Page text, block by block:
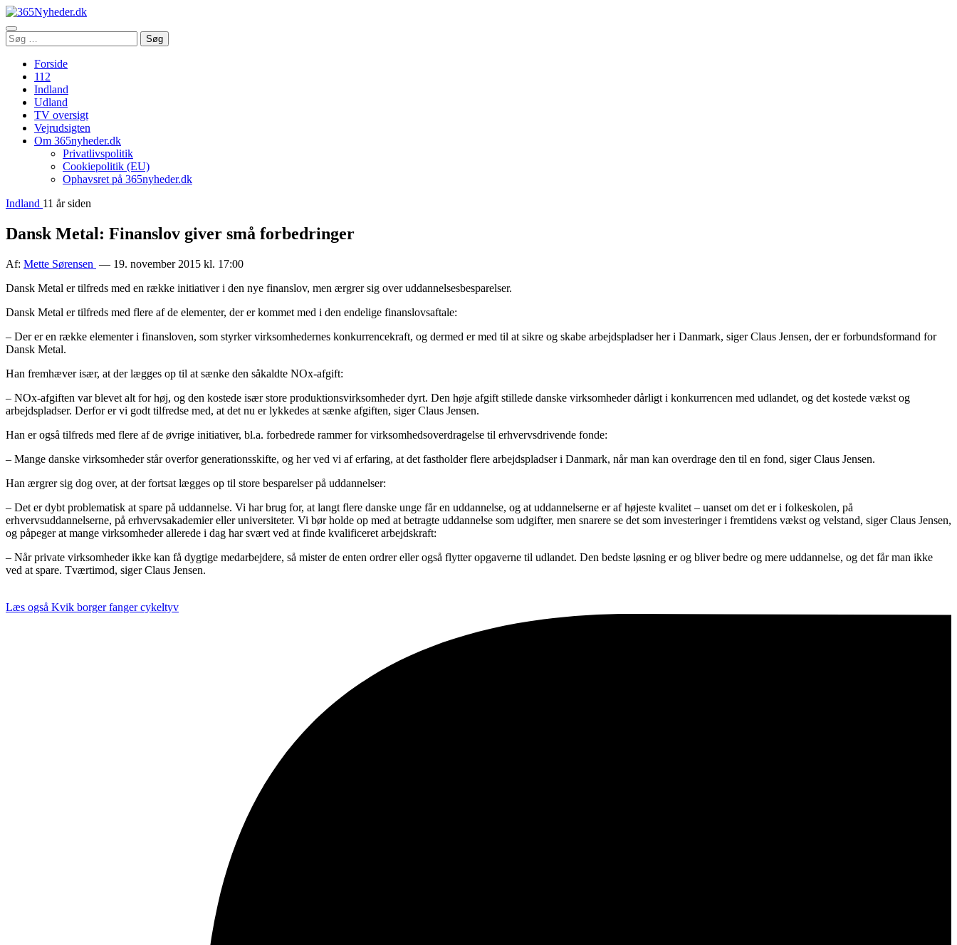
Åbn
menu
Søg
efter:
Søg
Forside
112
Indland
Udland
TV oversigt
Vejrudsigten
Om 365nyheder.dk
Privatlivspolitik
Cookiepolitik (EU)
Ophavsret på 365nyheder.dk
Indland 11 år siden
Dansk Metal: Finanslov giver små forbedringer
Af: Mette Sørensen — 19. november 2015 kl. 17:00
Dansk Metal er tilfreds med en række initiativer i den nye finanslov, men ærgrer sig over uddannelsesbesparelser.
Dansk Metal er tilfreds med flere af de elementer, der er kommet med i den endelige finanslovsaftale:
– Der er en række elementer i finansloven, som styrker virksomhedernes konkurrencekraft, og dermed er med til at sikre og skabe arbejdspladser her i Danmark, siger Claus Jensen, der er forbundsformand for
Dansk Metal.
Han fremhæver især, at der lægges op til at sænke den såkaldte NOx-afgift:
– NOx-afgiften var blevet alt for høj, og den kostede især store produktionsvirksomheder dyrt. Den høje afgift stillede danske virksomheder dårligt i konkurrencen med udlandet, og det kostede vækst og
arbejdspladser. Derfor er vi godt tilfredse med, at det nu er lykkedes at sænke afgiften, siger Claus Jensen.
Han er også tilfreds med flere af de øvrige initiativer, bl.a. forbedrede rammer for virksomhedsoverdragelse til erhvervsdrivende fonde:
– Mange danske virksomheder står overfor generationsskifte, og her ved vi af erfaring, at det fastholder flere arbejdspladser i Danmark, når man kan overdrage den til en fond, siger Claus Jensen.
Han ærgrer sig dog over, at der fortsat lægges op til store besparelser på uddannelser:
– Det er dybt problematisk at spare på uddannelse. Vi har brug for, at langt flere danske unge får en uddannelse, og at uddannelserne er af højeste kvalitet – uanset om det er i folkeskolen, på
erhvervsuddannelserne, på erhvervsakademier eller universiteter. Vi bør holde op med at betragte uddannelse som udgifter, men snarere se det som investeringer i fremtidens vækst og velstand, siger Claus Jensen,
og påpeger at mange virksomheder allerede i dag har svært ved at finde kvalificeret arbejdskraft:
– Når private virksomheder ikke kan få dygtige medarbejdere, så mister de enten ordrer eller også flytter opgaverne til udlandet. Den bedste løsning er og bliver bedre og mere uddannelse, og det får man ikke
ved at spare. Tværtimod, siger Claus Jensen.
Læs også Kvik borger fanger cykeltyv